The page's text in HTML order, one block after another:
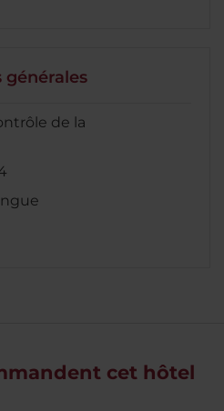
générales
de la
cet hôtel